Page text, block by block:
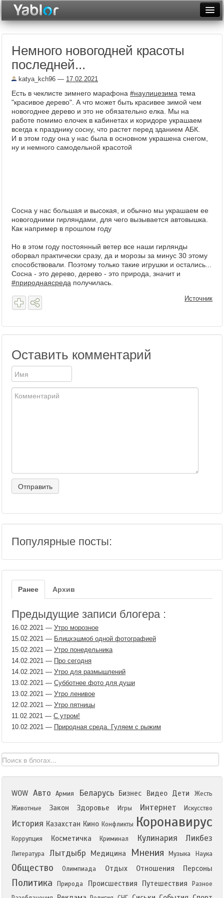
Неделя
Рейтинги
Архив
Фототоп
Видеотоп
Немного новогодней красоты
последней...
katya_kch96 — 17.02.2021
Есть в чеклисте зимнего марафона #наулицезима тема
"красивое дерево". А что может быть красивее зимой чем
новогоднее дерево и это не обязательно елка. Мы на
работе помимо елочек в кабинетах и коридоре украшаем
всегда к празднику сосну, что растет перед зданием АБК.
И в этом году она у нас была в основном украшена снегом,
ну и немного самодельной красотой
Сосна у нас большая и высокая, и обычно мы украшаем ее
новогодними гирляндами, для чего вызывается автовышка.
Как например в прошлом году
Но в этом году постоянный ветер все наши гирлянды
оборвал практически сразу, да и морозы за минус 30 этому
способствовали. Поэтому только такие игрушки и остались...
Сосна - это дерево, дерево - это природа, значит и
#природнаясреда получилась.
Источник
Оставить комментарий
Популярные посты:
Ранее Архив
Предыдущие записи блогера :
16.02.2021 — Утро морозное
15.02.2021 — Блицхэшмоб одной фотографией
15.02.2021 — Утро понедельника
14.02.2021 — Про сегодня
14.02.2021 — Утро для размышлений
13.02.2021 — Субботнее фото для души
13.02.2021 — Утро ленивое
12.02.2021 — Утро пятницы
11.02.2021 — С утром!
10.02.2021 — Природная среда. Гуляем с рыжим
WOW Авто Армия Беларусь Бизнес Видео Дети
Жесть
Животные
Закон Здоровье Игры Интернет Искусство
История Казахстан Кино Конфликты Коронавирус
Коррупция Косметичка Криминал Кулинария Ликбез
Литература Лытдыбр Медицина Мнения Музыка Наука
Общество Олимпиада Отдых Отношения Персоны
Политика Природа Происшествия Путешествия
Разное